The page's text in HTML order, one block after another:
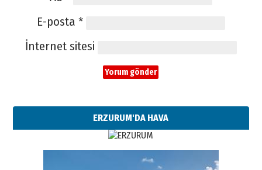
E-posta *
İnternet sitesi
ERZURUM'DA HAVA